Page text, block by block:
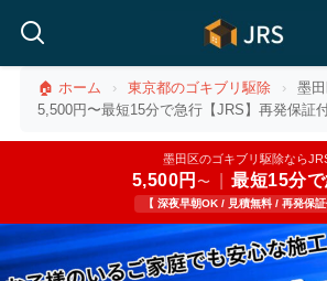
🏠 ホーム › 東京都のゴキブリ駆除 ›
墨
5,500円〜最短15分で急行【JRS】再発保証
墨田区のゴキブリ駆除なら
5,500円 〜 最短15分
【 深夜早朝OK / 見積無料 / 再発保証